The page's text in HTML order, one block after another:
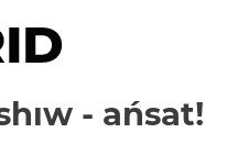
- ańsat!